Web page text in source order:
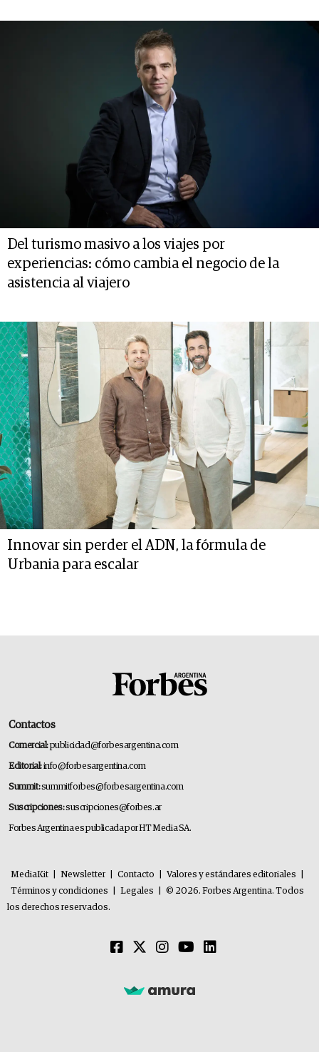
Del turismo masivo a los viajes por
experiencias: cómo cambia el negocio de la
asistencia al viajero
Innovar sin perder el ADN, la fórmula de
Urbania para escalar
Contactos
Comercial:publicidad@forbesargentina.com
Editorial:info@forbesargentina.com
Summit:summitforbes@forbesargentina.com
Suscripciones:suscripciones@forbes.ar
Forbes Argentina es publicada por HT Media SA.
MediaKit Newsletter Contacto Valores y estándares editoriales
Términos y condiciones
Legales
© 2026. Forbes Argentina. Todos
los derechos reservados.